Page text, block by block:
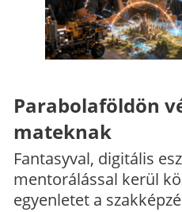
Parabolaföldön
mateknak
Fantasyval, digitális
mentorálással kerül
egyenletet a